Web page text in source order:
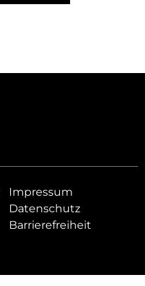
Impressum
Datenschutz
Barrierefreiheit